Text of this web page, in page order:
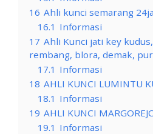
16 Ahli kunci semarang
16.1 Informasi
17 Ahli Kunci jati key
rembang, blora, demak,
17.1 Informasi
18 AHLI KUNCI LUMINTU
18.1 Informasi
19 AHLI KUNCI
19.1 Informasi